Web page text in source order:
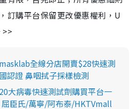
訂購平台保留更改優惠權利，U
全線分店開賣$28快速測
認證 鼻咽拭子採樣檢測
大病毒快速測試劑購買平台一
臣氏/萬寧/阿布泰/HKTVmall